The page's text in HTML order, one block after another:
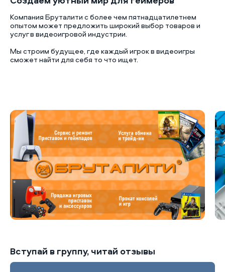
Компания Бруталити с более чем пятнадцатилетнем
опытом может предложить широкий выбор товаров и
услуг в видеоигровой индустрии.
Мы строим будущее, где каждый игрок в видеоигры
сможет найти для себя то что ищет.
Вступай в группу, читай отзывы